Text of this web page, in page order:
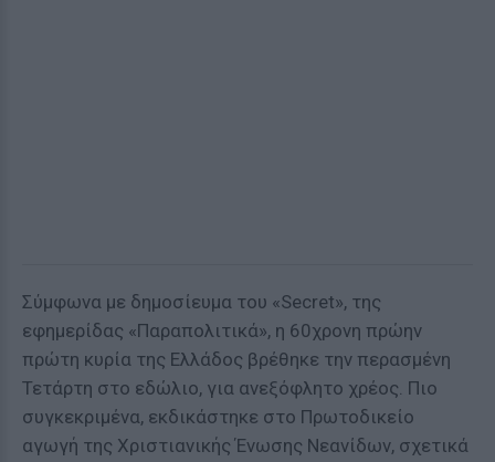
Σύμφωνα με δημοσίευμα του «Secret», της
εφημερίδας «Παραπολιτικά», η 60χρονη πρώην
πρώτη κυρία της Ελλάδος βρέθηκε την περασμένη
Τετάρτη στο εδώλιο, για ανεξόφλητο χρέος. Πιο
συγκεκριμένα, εκδικάστηκε στο Πρωτοδικείο
αγωγή της Χριστιανικής Ένωσης Νεανίδων, σχετικά